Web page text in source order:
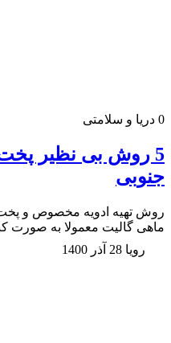
0 دریا و سلامتی
5 روش بی نظیر
جنوبی
روش تهیه ادویه مخصوص و پخت
ماهی گالیت معمولا به صورت
رویا 28 آذر 1400